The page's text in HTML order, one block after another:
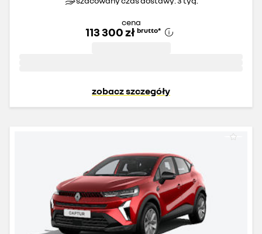
cena
113 300 zł brutto*
zobacz szczegóły